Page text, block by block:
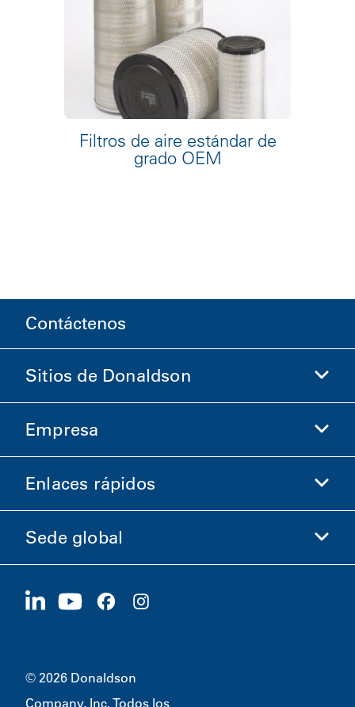
Filtros de aire estándar de
grado OEM
Contáctenos
Sitios de Donaldson
Donaldson Life Sciences
Empresa
Información de la empresa
Carreras
Enlaces rápidos
Inversionistas
Sostenibilidad
Sede global
1400 W 94th Street
© 2026 Donaldson
Company, Inc. Todos los